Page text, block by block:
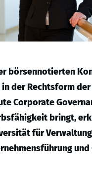
börsennotierten
der Rechtsform
Corporate
bringt,
für